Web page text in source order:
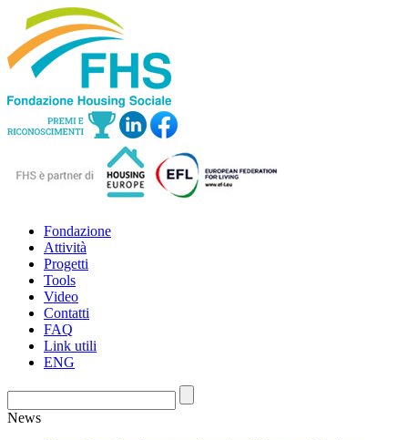
Fondazione
Attività
Progetti
Tools
Video
Contatti
FAQ
Link utili
ENG
News